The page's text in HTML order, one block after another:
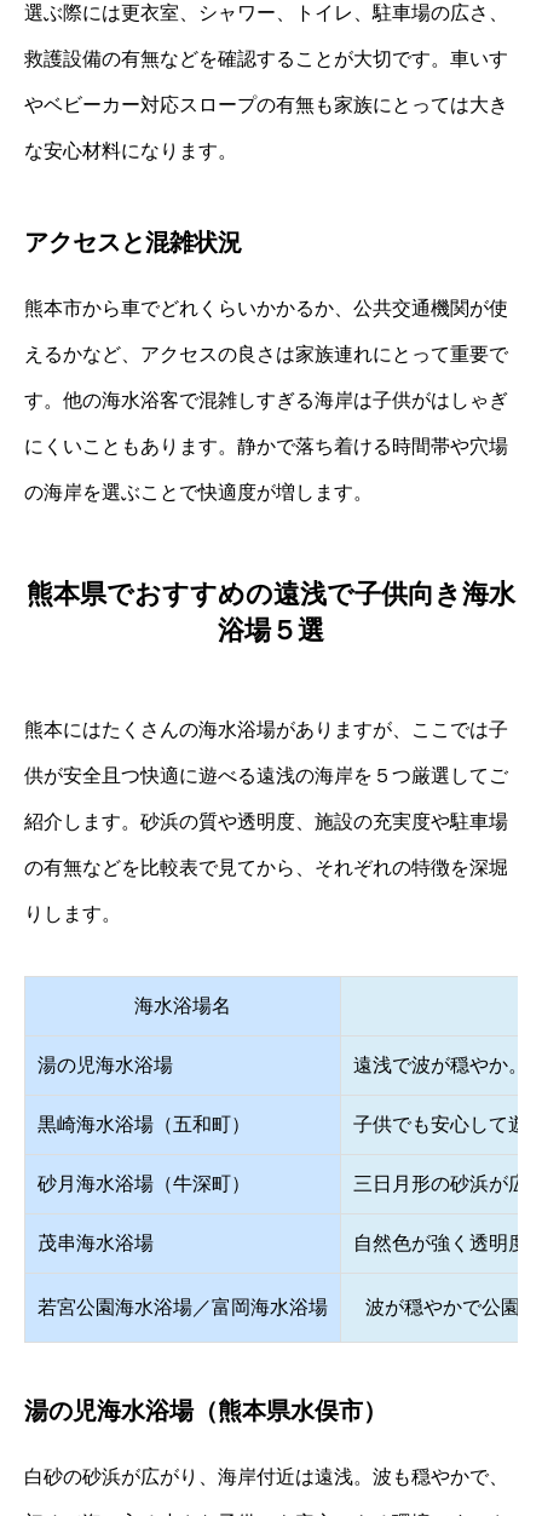
選ぶ際には更衣室、シャワー、トイレ、駐車場の広さ、
救護設備の有無などを確認することが大切です。車いす
やベビーカー対応スロープの有無も家族にとっては大き
な安心材料になります。
アクセスと混雑状況
熊本市から車でどれくらいかかるか、公共交通機関が使
えるかなど、アクセスの良さは家族連れにとって重要で
す。他の海水浴客で混雑しすぎる海岸は子供がはしゃぎ
にくいこともあります。静かで落ち着ける時間帯や穴場
の海岸を選ぶことで快適度が増します。
熊本県でおすすめの遠浅で子供向き海水
浴場５選
熊本にはたくさんの海水浴場がありますが、ここでは子
供が安全且つ快適に遊べる遠浅の海岸を５つ厳選してご
紹介します。砂浜の質や透明度、施設の充実度や駐車場
の有無などを比較表で見てから、それぞれの特徴を深堀
りします。
海水浴場名
湯の児海水浴場 遠浅で波が穏やか。
黒崎海水浴場（五和町） 子供でも安心して遊
砂月海水浴場（牛深町） 三日月形の砂浜が広
茂串海水浴場 自然色が強く透明度
若宮公園海水浴場／富岡海水浴場 波が穏やかで公園
湯の児海水浴場（熊本県水俣市）
白砂の砂浜が広がり、海岸付近は遠浅。波も穏やかで、